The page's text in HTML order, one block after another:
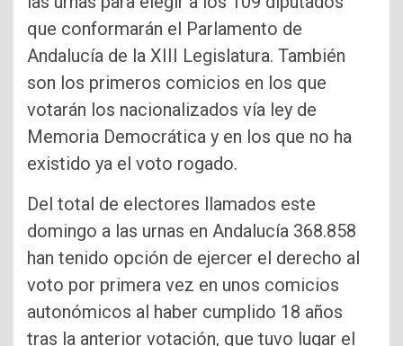
que conformarán el Parlamento de
Andalucía de la XIII Legislatura. También
son los primeros comicios en los que
votarán los nacionalizados vía ley de
Memoria Democrática y en los que no ha
existido ya el voto rogado.
Del total de electores llamados este
domingo a las urnas en Andalucía 368.858
han tenido opción de ejercer el derecho al
voto por primera vez en unos comicios
autonómicos al haber cumplido 18 años
tras la anterior votación, que tuvo lugar el